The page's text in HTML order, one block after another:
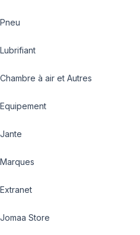
Pneu
Lubrifiant
Chambre à air et Autres
Equipement
Jante
Marques
Extranet
Jomaa Store